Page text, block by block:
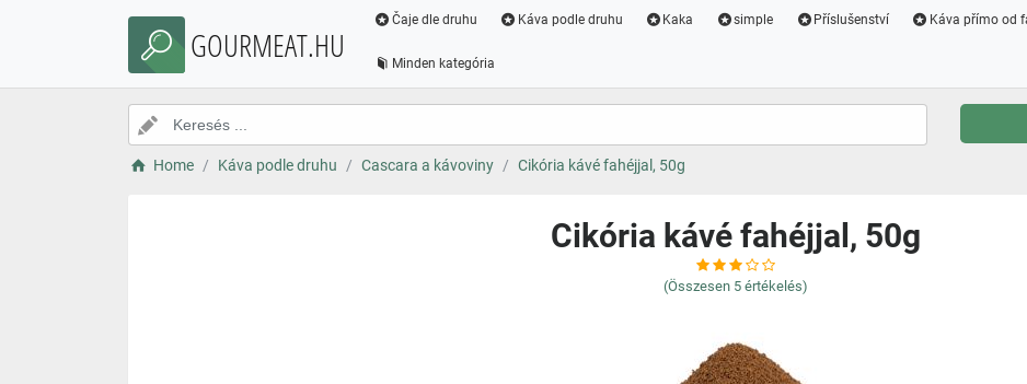
GOURMEAT.HU
Čaje dle druhu Káva podle druhu Kaka simple Příslušenství Káva přímo od
Minden kategória
Home Káva podle druhu Cascara a kávoviny Cikória kávé fahéjjal, 50g
Cikória kávé fahéjjal, 50g
(Összesen 5 értékelés)